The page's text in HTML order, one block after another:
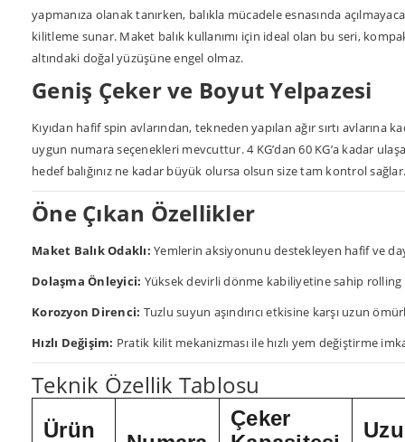
yapmanıza olanak tanırken, balıkla mücadele esnasında
kilitleme sunar. Maket balık kullanımı için ideal olan bu seri,
altındaki doğal yüzüşüne engel olmaz.
Geniş Çeker ve Boyut Yelpazesi
Kıyıdan hafif spin avlarından, tekneden yapılan ağır sırtı avlarına
uygun numara seçenekleri mevcuttur. 4 KG’dan 60 KG’a kadar
hedef balığınız ne kadar büyük olursa olsun size tam kontrol sağlar.
Öne Çıkan Özellikler
Maket Balık Odaklı: Yemlerin aksiyonunu destekleyen hafif ve
Dolaşma Önleyici: Yüksek devirli dönme kabiliyetine sahip rolling
Korozyon Direnci: Tuzlu suyun aşındırıcı etkisine karşı uzun
Hızlı Değişim: Pratik kilit mekanizması ile hızlı yem değiştirme
Teknik Özellik Tablosu
Ürün
Çeker